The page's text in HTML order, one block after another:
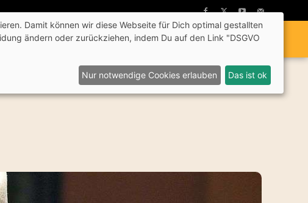
Suchen
Sich Beteiligen
Damit können wir diese Webseite für Dich optimal gestallten
ändern oder zurückziehen, indem Du auf den Link "DSGVO
Nur notwendige Cookies erlauben Das ist ok